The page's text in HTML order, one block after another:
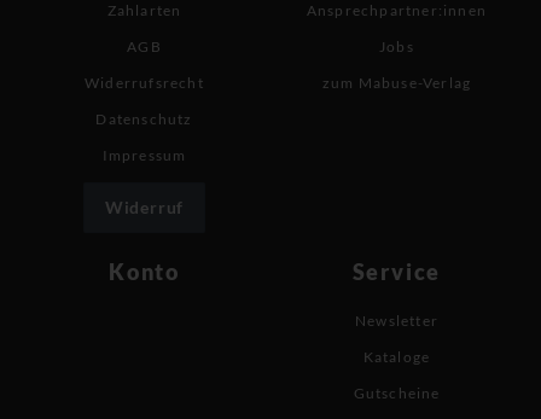
Zahlarten
AGB
Widerrufsrecht
Datenschutz
Impressum
Widerruf
Ansprechpartner:innen
Jobs
zum Mabuse-Verlag
Konto Service
Newsletter
Kataloge
Gutscheine